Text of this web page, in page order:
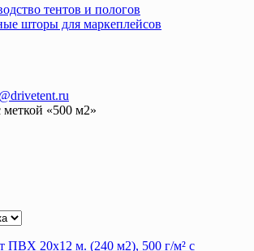
тентов и пологов
шторы для маркеплейсов
«500 м2»